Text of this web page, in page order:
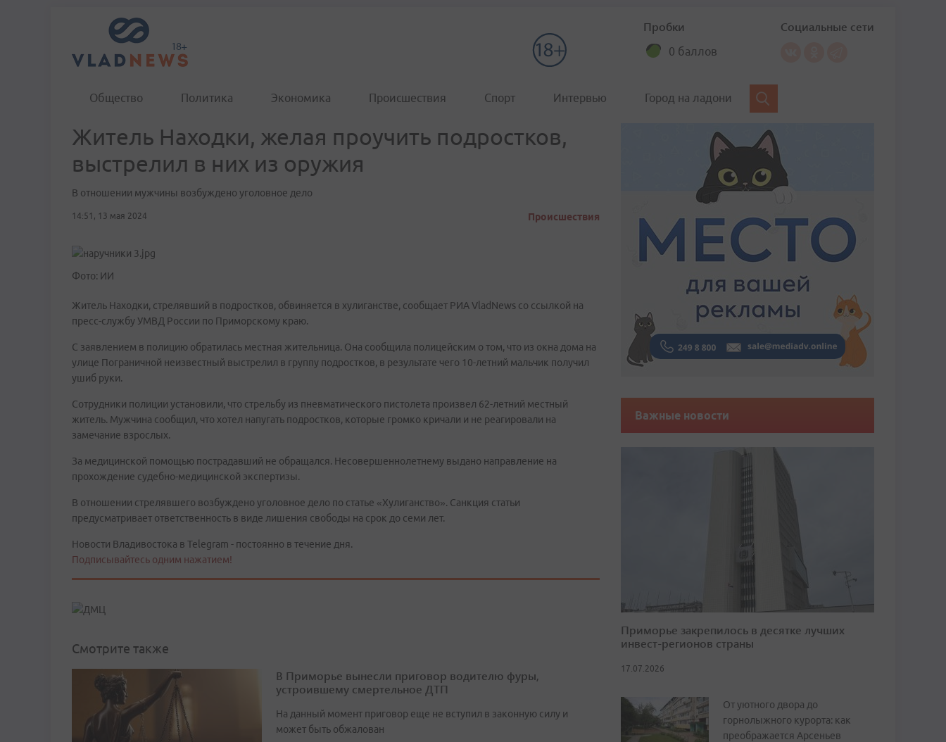
Пробки
0 баллов
Социальные сети
Общество Политика Экономика Происшествия Спорт Интервью Город на ладони
Житель Находки, желая проучить подростков,
выстрелил в них из оружия
В отношении мужчины возбуждено уголовное дело
14:51, 13 мая 2024 Происшествия
Фото: ИИ
Житель Находки, стрелявший в подростков, обвиняется в хулиганстве, сообщает РИА VladNews со ссылкой на
пресс-службу УМВД России по Приморскому краю.
С заявлением в полицию обратилась местная жительница. Она сообщила полицейским о том, что из окна дома на
улице Пограничной неизвестный выстрелил в группу подростков, в результате чего 10-летний мальчик получил
ушиб руки.
Сотрудники полиции установили, что стрельбу из пневматического пистолета произвел 62-летний местный
житель. Мужчина сообщил, что хотел напугать подростков, которые громко кричали и не реагировали на
замечание взрослых.
За медицинской помощью пострадавший не обращался. Несовершеннолетнему выдано направление на
прохождение судебно-медицинской экспертизы.
В отношении стрелявшего возбуждено уголовное дело по статье «Хулиганство». Санкция статьи
предусматривает ответственность в виде лишения свободы на срок до семи лет.
Новости Владивостока в Telegram - постоянно в течение дня.
Подписывайтесь одним нажатием!
Смотрите также
В Приморье вынесли приговор водителю фуры,
устроившему смертельное ДТП
На данный момент приговор еще не вступил в законную силу и
может быть обжалован
Важные новости
Приморье закрепилось в десятке лучших
инвест-регионов страны
17.07.2026
От уютного двора до
горнолыжного курорта: как
преображается Арсеньев